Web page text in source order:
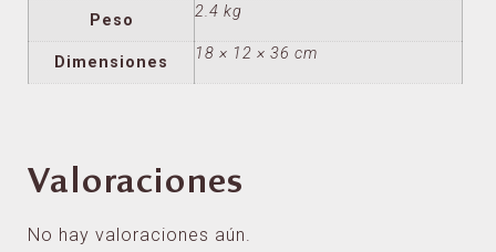
Peso 2.4 kg
Dimensiones 18 × 12 × 36 cm
Valoraciones
No hay valoraciones aún.